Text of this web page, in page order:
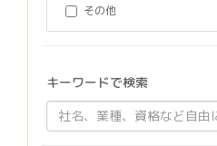
その他
キーワードで検索